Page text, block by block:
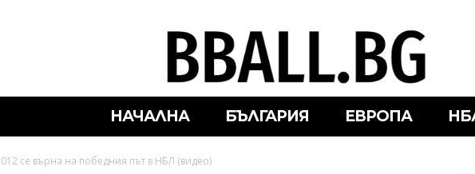
НАЧАЛНА БЪЛГАРИЯ ЕВРОПА
се върна на победния път в НБЛ (видео)